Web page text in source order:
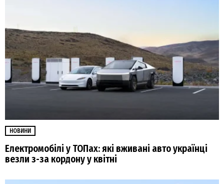
НОВИНИ
Електромобілі у ТОПах: які вживані авто українці
везли з-за кордону у квітні